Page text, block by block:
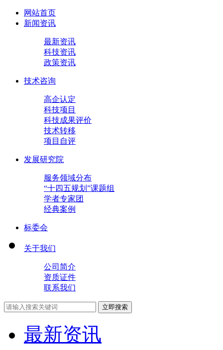
网站首页
新闻资讯
最新资讯
科技资讯
政策资讯
技术咨询
高企认定
科技项目
科技成果评价
技术转移
项目自评
发展研究院
服务领域分布
“十四五规划”课题组
学者专家团
经典案例
标委会
关于我们
公司简介
资质证件
联系我们
立即搜索
最新资讯